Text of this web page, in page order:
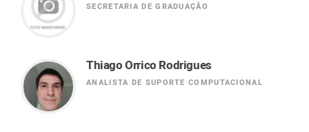
SECRETARIA DE GRADUAÇÃO
Thiago Orrico Rodrigues
ANALISTA DE SUPORTE COMPUTACIONAL